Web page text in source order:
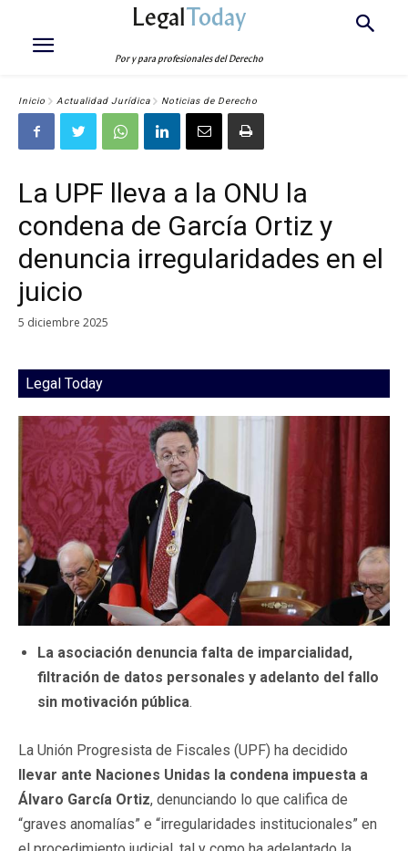
LegalToday
Por y para profesionales del Derecho
Inicio Actualidad Jurídica Noticias de Derecho
La UPF lleva a la ONU la
condena de García Ortiz y
denuncia irregularidades en el
juicio
5 diciembre 2025
Legal Today
La asociación denuncia falta de imparcialidad,
filtración de datos personales y adelanto del fallo
sin motivación pública.
La Unión Progresista de Fiscales (UPF) ha decidido
llevar ante Naciones Unidas la condena impuesta a
Álvaro García Ortiz, denunciando lo que califica de
“graves anomalías” e “irregularidades institucionales” en